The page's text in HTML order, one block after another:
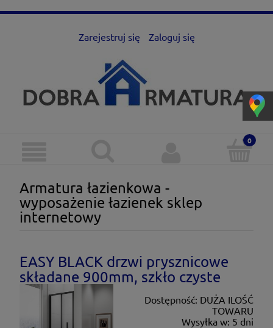
Zarejestruj się Zaloguj się
Armatura łazienkowa -
wyposażenie łazienek sklep
internetowy
EASY BLACK drzwi prysznicowe
składane 900mm, szkło czyste
Dostępność: DUŻA ILOŚĆ
TOWARU
Wysyłka w: 5 dni